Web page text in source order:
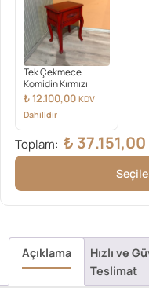
Tek Çekmece
Komidin Kırmızı
₺12.100,00 KDV
Dahilldir
Toplam: ₺ 37.151,00
Açıklama
Hızlı ve
Teslimat